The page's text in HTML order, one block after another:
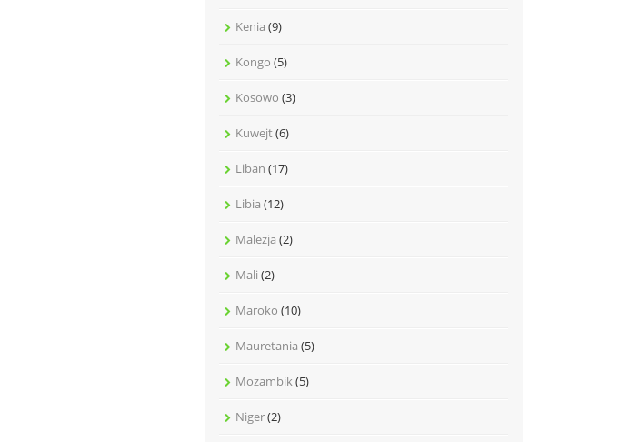
Kenia (9)
Kongo (5)
Kosowo (3)
Kuwejt(6)
Liban (17)
Libia (12)
Malezja (2)
Mali (2)
Maroko (10)
Mauretania (5)
Mozambik(5)
Niger(2)